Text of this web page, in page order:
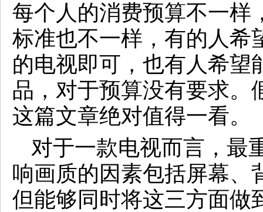
每个人的消费预算不一样
标准也不一样，有的人希
的电视即可，也有人希望
品，对于预算没有要求。
这篇文章绝对值得一看。
对于一款电视而言，最
响画质的因素包括屏幕、
但能够同时将这三方面做